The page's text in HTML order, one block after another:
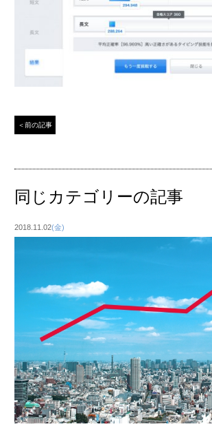
＜前の記事
同じカテゴリーの記事
2018.11.02(金)